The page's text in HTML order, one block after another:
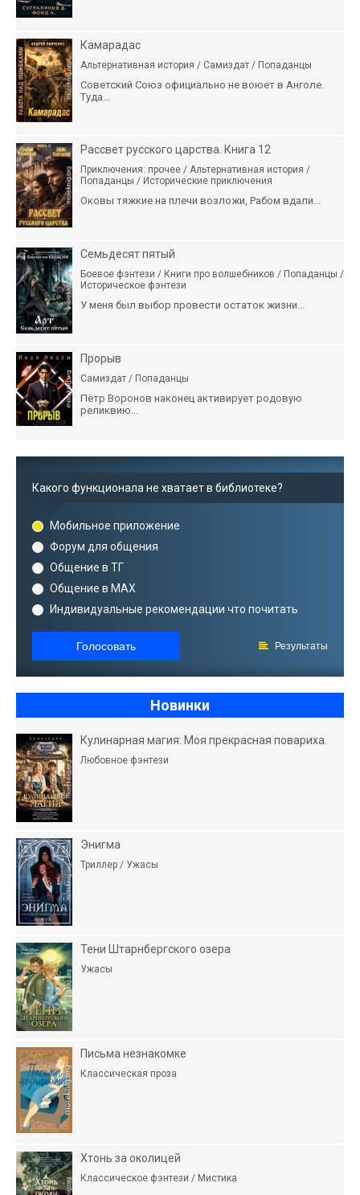
Камарадас
Альтернативная история / Самиздат / Попаданцы
Советский Союз официально не воюет в Анголе.
Туда...
Рассвет русского царства. Книга 12
Приключения: прочее / Альтернативная история /
Попаданцы / Исторические приключения
Оковы тяжкие на плечи возложи, Рабом вдали...
Семьдесят пятый
Боевое фэнтези / Книги про волшебников / Попаданцы /
Историческое фэнтези
У меня был выбор провести остаток жизни...
Прорыв
Самиздат / Попаданцы
Пётр Воронов наконец активирует родовую
реликвию...
Какого функционала не хватает в библиотеке?
Мобильное приложение
Форум для общения
Общение в ТГ
Общение в MAX
Индивидуальные рекомендации что почитать
Голосовать Результаты
Новинки
Кулинарная магия: Моя прекрасная повариха.
Любовное фэнтези
Энигма
Триллер / Ужасы
Тени Штарнбергского озера
Ужасы
Письма незнакомке
Классическая проза
Хтонь за околицей
Классическое фэнтези / Мистика